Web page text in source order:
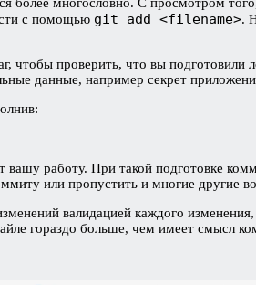
с помощью git add <filename>.
чтобы проверить, что вы подготовили
данные, например секрет
вашу работу. При такой подготовке
или пропустить и многие другие
валидацией каждого
гораздо больше, чем имеет смысл